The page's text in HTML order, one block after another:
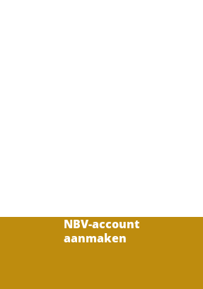
NBV-account
aanmaken